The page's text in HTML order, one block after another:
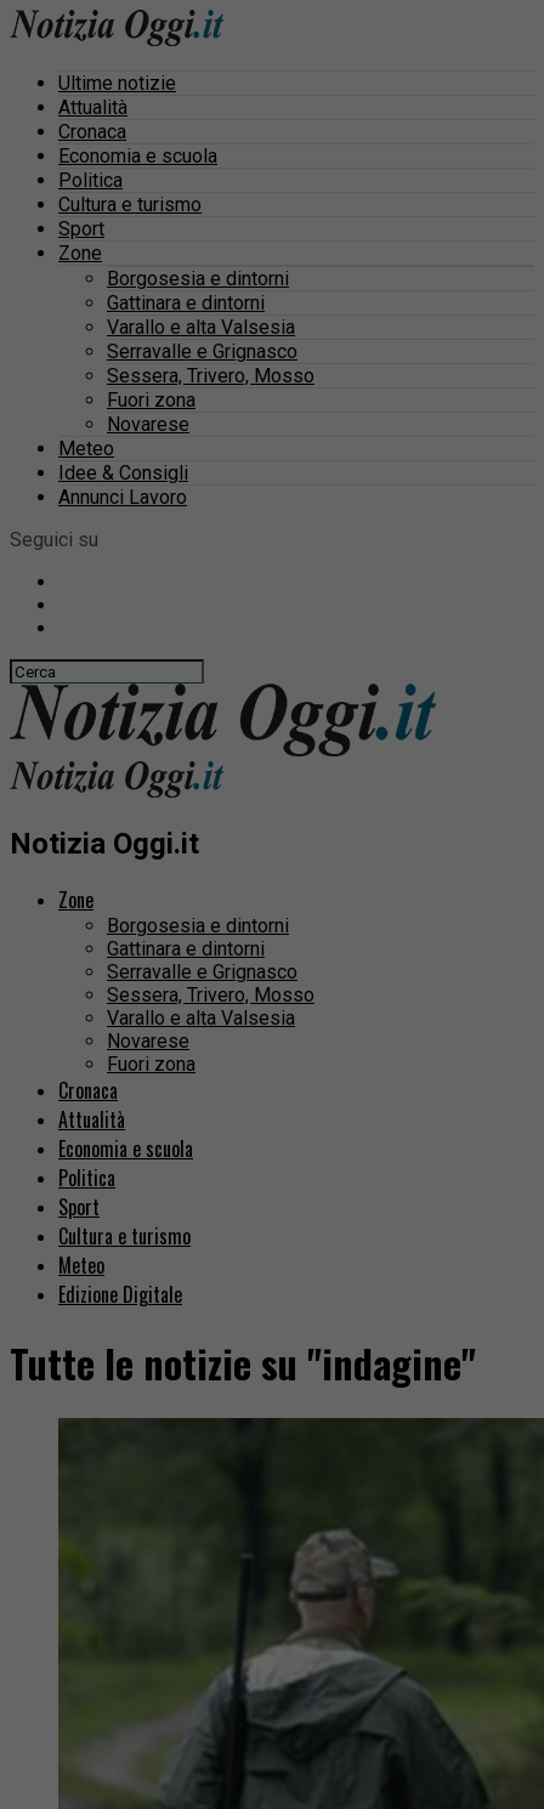
Ultime notizie
Attualità
Cronaca
Economia e scuola
Politica
Cultura e turismo
Sport
Zone
Borgosesia e dintorni
Gattinara e dintorni
Varallo e alta Valsesia
Serravalle e Grignasco
Sessera, Trivero, Mosso
Fuori zona
Novarese
Meteo
Idee & Consigli
Annunci Lavoro
Seguici su
Notizia Oggi.it
Zone
Borgosesia e dintorni
Gattinara e dintorni
Serravalle e Grignasco
Sessera, Trivero, Mosso
Varallo e alta Valsesia
Novarese
Fuori zona
Cronaca
Attualità
Economia e scuola
Politica
Sport
Cultura e turismo
Meteo
Edizione Digitale
Tutte le notizie su "indagine"